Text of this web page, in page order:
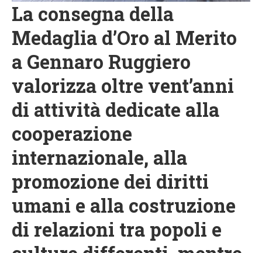
La consegna della
Medaglia d’Oro al Merito
a Gennaro Ruggiero
valorizza oltre vent’anni
di attività dedicate alla
cooperazione
internazionale, alla
promozione dei diritti
umani e alla costruzione
di relazioni tra popoli e